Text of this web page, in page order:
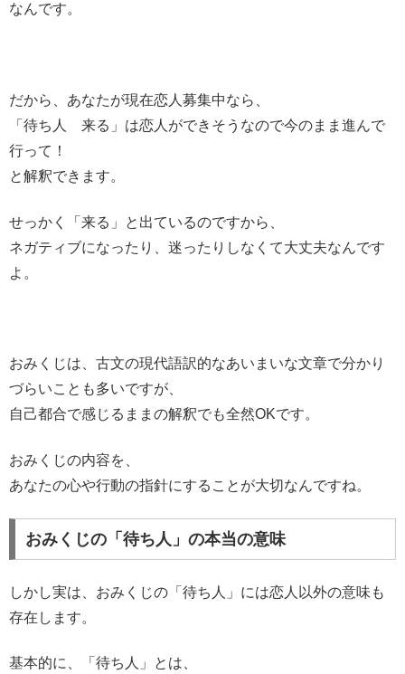
なんです。
だから、あなたが現在恋人募集中なら、
「待ち人 来る」は恋人ができそうなので今のまま進んで
行って！
と解釈できます。
せっかく「来る」と出ているのですから、
ネガティブになったり、迷ったりしなくて大丈夫なんです
よ。
おみくじは、古文の現代語訳的なあいまいな文章で分かり
づらいことも多いですが、
自己都合で感じるままの解釈でも全然OKです。
おみくじの内容を、
あなたの心や行動の指針にすることが大切なんですね。
おみくじの「待ち人」の本当の意味
しかし実は、おみくじの「待ち人」には恋人以外の意味も
存在します。
基本的に、「待ち人」とは、